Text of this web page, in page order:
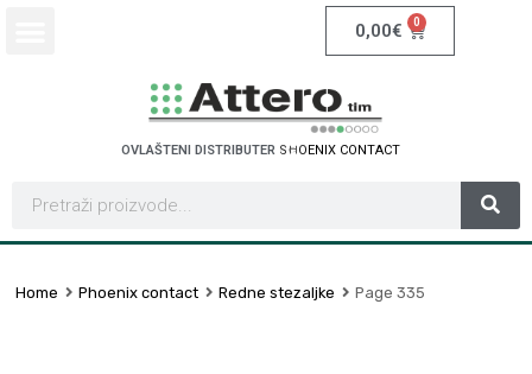
0,00€ 0
OVLAŠTENI DISTRIBUTER SCHNEIDER ELECTR
A
Home Phoenix contact Redne stezaljke Page 335